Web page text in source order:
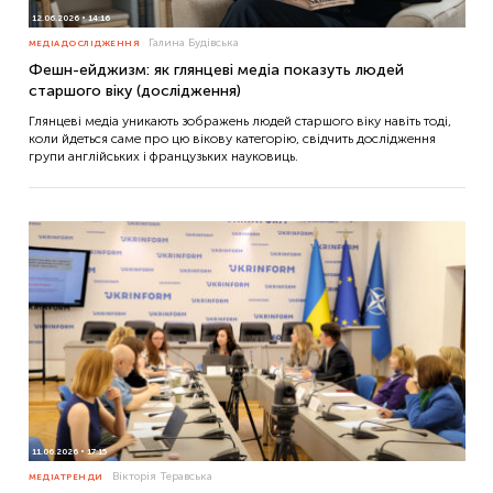
12.06.2026 14:16
МЕДІАДОСЛІДЖЕННЯ Галина Будівська
Фешн-ейджизм: як глянцеві медіа показуть людей
старшого віку (дослідження)
Глянцеві медіа уникають зображень людей старшого віку навіть тоді,
коли йдеться саме про цю вікову категорію, свідчить дослідження
групи англійських і французьких науковиць.
11.06.2026 17:15
МЕДІАТРЕНДИ Вікторія Теравська